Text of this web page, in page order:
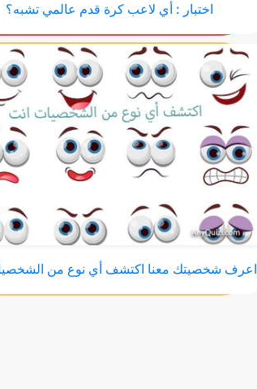
اختبار : أي لاعب كرة قدم عالمي تشبه؟
اعرف شخصيتك معنا اكتشف أي نوع من